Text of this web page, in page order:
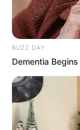
3. Untuk
yaitu Hyung
memanggil
Oppa untuk
BUZZ DAY
Dementia